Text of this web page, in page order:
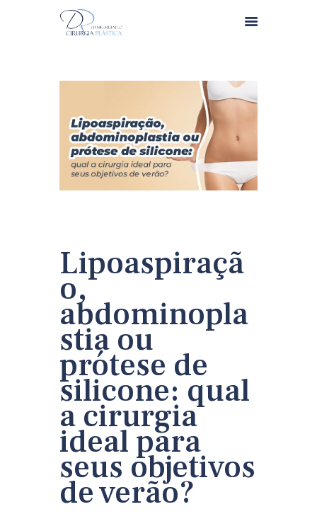
HOME
QUEM SOMOS
PROCEDIMENTOS
ESTÉTICA
IMPRENSA
BLOG
AGENDE SUA CONSULTA!
Lipoaspiraçã
o,
abdominopla
stia ou
prótese de
silicone: qual
a cirurgia
ideal para
seus objetivos
de verão?